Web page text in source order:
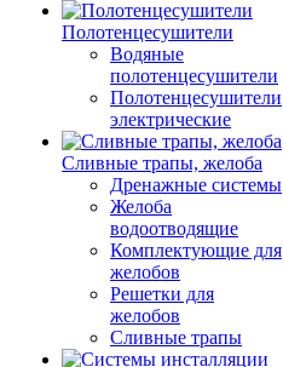
Полотенцесушители
Водяные
полотенцесушители
Полотенцесушители
электрические
Сливные трапы, желоба
Дренажные системы
Желоба
водоотводящие
Комплектующие для
желобов
Решетки для
желобов
Сливные трапы